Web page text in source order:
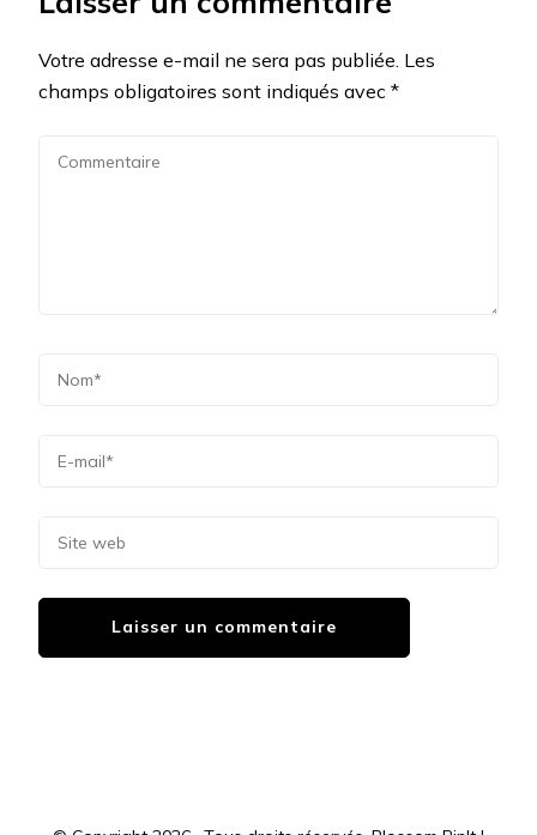
Votre adresse e-mail ne sera pas publiée. Les
champs obligatoires sont indiqués avec *